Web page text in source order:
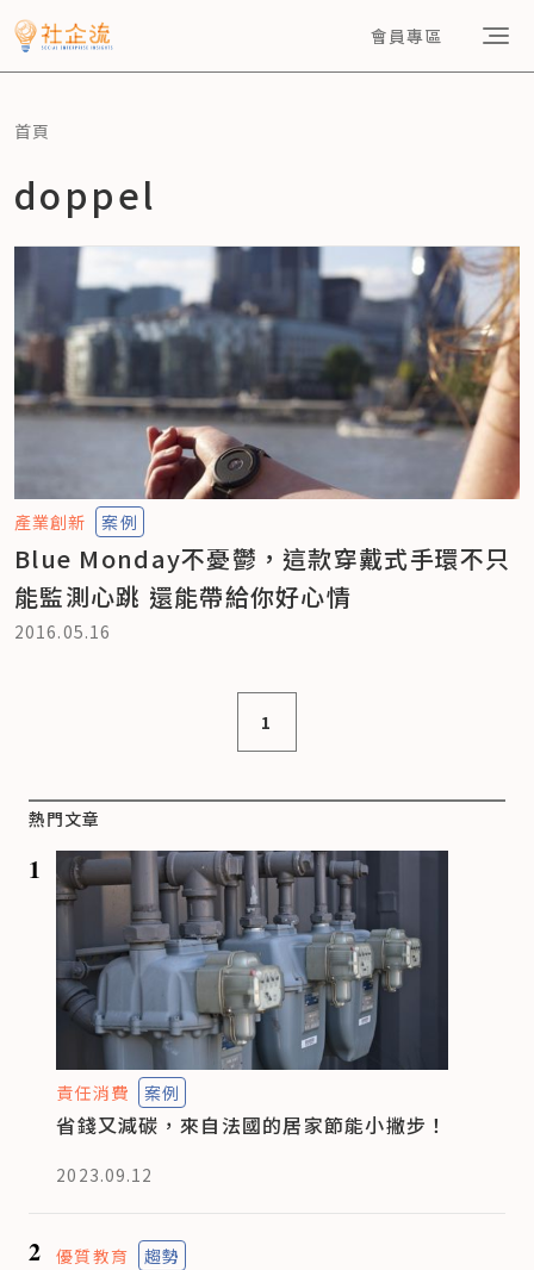
會員專區
首頁
doppel
產業創新 案例
Blue Monday不憂鬱，這款穿戴式手環不只
能監測心跳 還能帶給你好心情
2016.05.16
1
熱門文章
1
責任消費 案例
省錢又減碳，來自法國的居家節能小撇步！
2023.09.12
2 優質教育 趨勢